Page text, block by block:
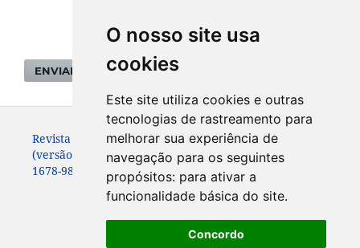
O nosso site usa
cookies
Este site utiliza cookies e outras
tecnologias de rastreamento para
melhorar sua experiência de
navegação para os seguintes
propósitos: para ativar a
funcionalidade básica do site.
Concordo
ENVIAR SUBMISSÃO
Revista de Sociologia e Política. ISSN: 0104-4478
(versão impressa)
1678-9873 (versão online)